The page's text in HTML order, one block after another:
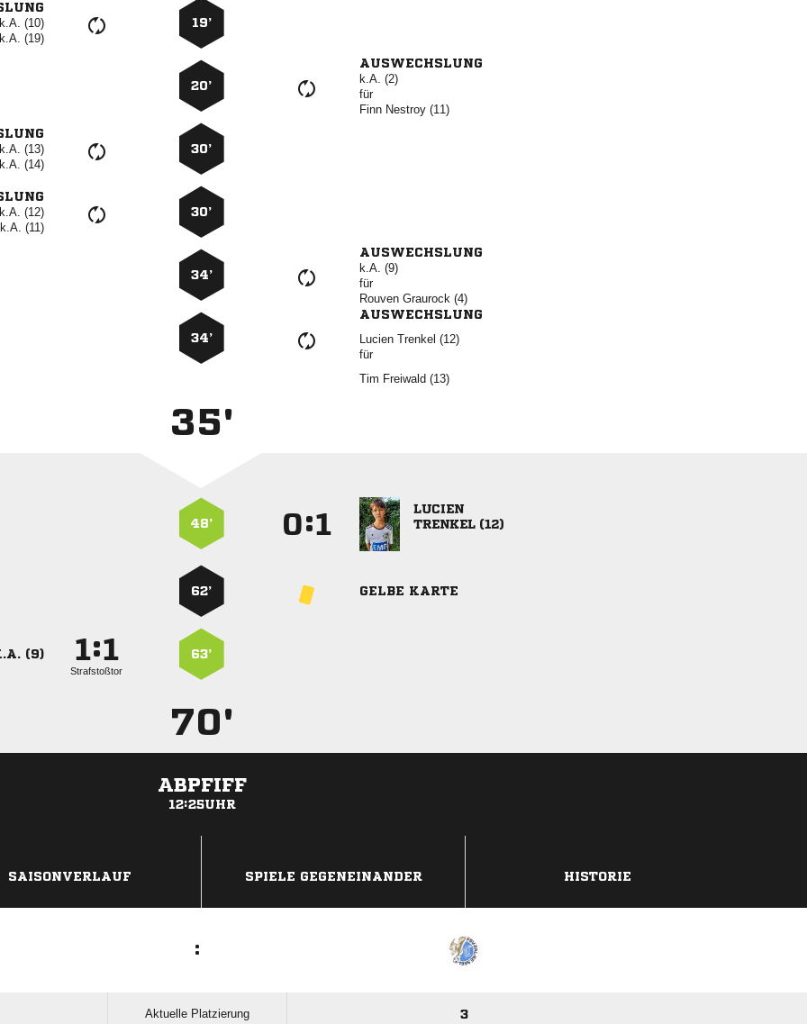
k.A. (10)
k.A. (19)
19’
20’
AUSWECHSLUNG
k.A. (2)
für
  
k.A. (13)
k.A. (14)
30’
k.A. (12)
k.A. (11)
30’
34’
AUSWECHSLUNG
k.A. (9)
für
  
34’
AUSWECHSLUNG
  
für
  
35'
48’ :

 
62’ GELBE KARTE
(9) :
Strafstoßtor
63’
70'
ABPFIFF
12:25UHR
SAISONVERLAUF SPIELE GEGENEINANDER HISTORIE
:
Aktuelle Platzierung 3